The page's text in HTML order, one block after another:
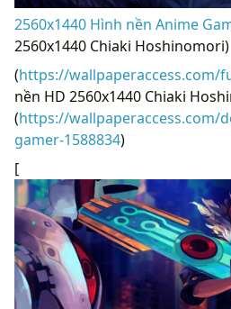
2560x1440 Hình nền Anime
2560x1440 Chiaki Hoshinomori)
(https://wallpaperaccess.com/
nền HD 2560x1440 Chiaki
(https://wallpaperaccess.com/
gamer-1588834)
[